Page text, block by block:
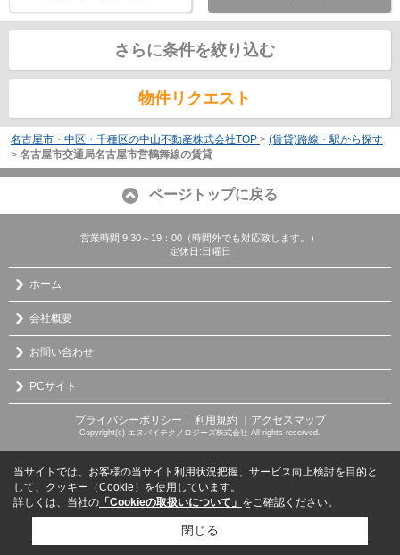
さらに条件を絞り込む
物件リクエスト
名古屋市・中区・千種区の中山不動産株式会社TOP > (賃貸)路線・駅から探す
> 名古屋市交通局名古屋市営鶴舞線の賃貸
ページトップに戻る
営業時間:9:30～19：00（時間外でも対応致します。）
定休日:日曜日
ホーム
会社概要
お問い合わせ
PCサイト
プライバシーポリシー ｜ 利用規約 ｜アクセスマップ
Copyright(c) エヌバイテクノロジーズ株式会社 All rights reserved.
当サイトでは、お客様の当サイト利用状況把握、サービス向上検討を目的と
して、クッキー（Cookie）を使用しています。
詳しくは、当社の 「Cookieの取扱いについて」 をご確認ください。
閉じる